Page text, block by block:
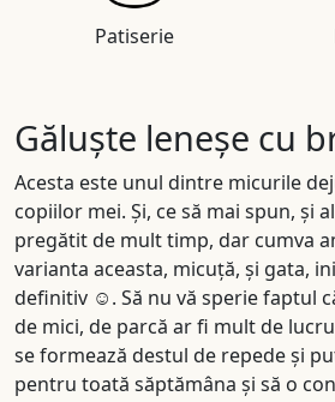
Patiserie
Găluște leneșe cu
Acesta este unul dintre micurile
copiilor mei. Și, ce să mai spun, și
pregătit de mult timp, dar cumva
varianta aceasta, micuță, și gata,
definitiv ☺️. Să nu vă sperie faptul
de mici, de parcă ar fi mult de
se formează destul de repede și
pentru toată săptămâna și să o